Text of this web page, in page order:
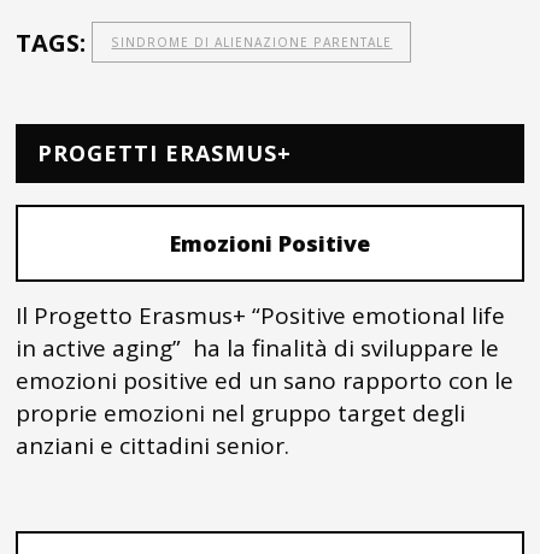
TAGS: SINDROME DI ALIENAZIONE PARENTALE
PROGETTI ERASMUS+
Emozioni Positive
Il Progetto Erasmus+ “Positive emotional life
in active aging” ha la finalità di sviluppare le
emozioni positive ed un sano rapporto con le
proprie emozioni nel gruppo target degli
anziani e cittadini senior.